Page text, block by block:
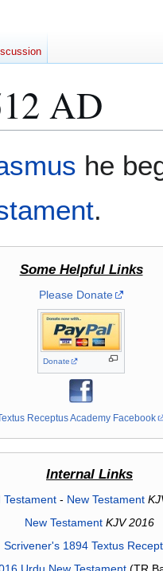
AD
he
.
Some Helpful Links
Please Donate
Donate
Receptus Academy Facebook
Internal Links
Testament- New Testament
New Testament KJV 2016
Scrivener's 1894 Textus